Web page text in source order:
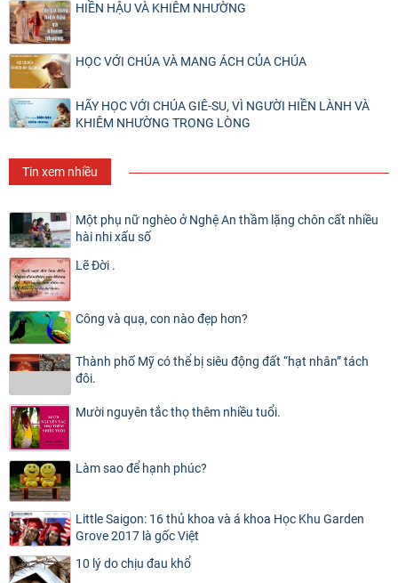
HIỀN HẬU VÀ KHIÊM NHƯỜNG
HỌC VỚI CHÚA VÀ MANG ÁCH CỦA CHÚA
HÃY HỌC VỚI CHÚA GIÊ-SU, VÌ NGƯỜI HIỀN LÀNH VÀ
KHIÊM NHƯỜNG TRONG LÒNG
Tin xem nhiều
Một phụ nữ nghèo ở Nghệ An thầm lặng chôn cất nhiều
hài nhi xấu số
Lẽ Đời .
Công và quạ, con nào đẹp hơn?
Thành phố Mỹ có thể bị siêu động đất “hạt nhân” tách
đôi.
Mười nguyên tắc thọ thêm nhiều tuổi.
Làm sao để hạnh phúc?
Little Saigon: 16 thủ khoa và á khoa Học Khu Garden
Grove 2017 là gốc Việt
10 lý do chịu đau khổ